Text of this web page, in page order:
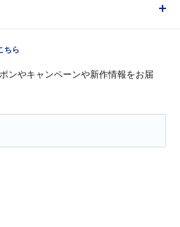
ちら
ンやキャンペーンや新作情報をお届